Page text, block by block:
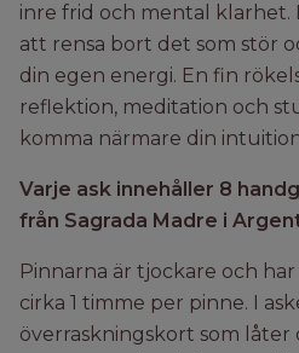
inre frid och mental klarhet.
att rensa bort det som stör
din egen energi. En fin
reflektion, meditation och
komma närmare din
Varje ask innehåller 8
från Sagrada Madre i
Pinnarna är tjockare och
cirka 1 timme per pinne. I
överraskningskort som låter